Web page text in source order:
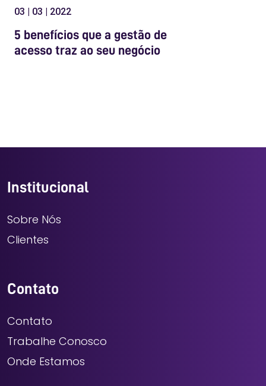
03 | 03 | 2022
5 benefícios que a gestão de
acesso traz ao seu negócio
Institucional
Sobre Nós
Clientes
Contato
Contato
Trabalhe Conosco
Onde Estamos